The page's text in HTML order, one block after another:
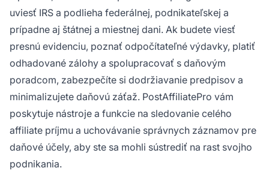
uviesť IRS a podlieha federálnej, podnikateľskej a
prípadne aj štátnej a miestnej dani. Ak budete viesť
presnú evidenciu, poznať odpočítateľné výdavky, platiť
odhadované zálohy a spolupracovať s daňovým
poradcom, zabezpečíte si dodržiavanie predpisov a
minimalizujete daňovú záťaž. PostAffiliatePro vám
poskytuje nástroje a funkcie na sledovanie celého
affiliate príjmu a uchovávanie správnych záznamov pre
daňové účely, aby ste sa mohli sústrediť na rast svojho
podnikania.